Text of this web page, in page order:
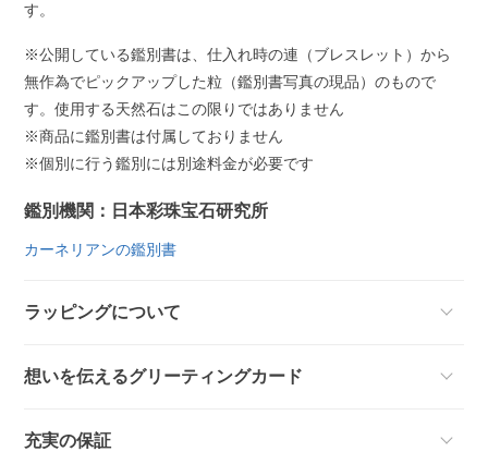
す。
※公開している鑑別書は、仕入れ時の連（ブレスレット）から
無作為でピックアップした粒（鑑別書写真の現品）のもので
す。使用する天然石はこの限りではありません
※商品に鑑別書は付属しておりません
※個別に行う鑑別には別途料金が必要です
鑑別機関：日本彩珠宝石研究所
カーネリアンの鑑別書
ラッピングについて
想いを伝えるグリーティングカード
充実の保証